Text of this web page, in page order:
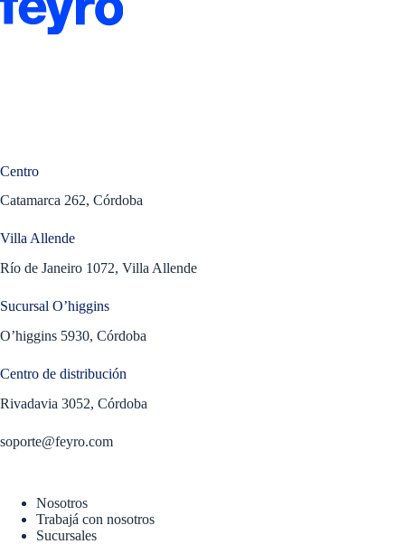
Centro
Catamarca 262, Córdoba
Villa Allende
Río de Janeiro 1072, Villa Allende
Sucursal O’higgins
O’higgins 5930, Córdoba
Centro de distribución
Rivadavia 3052, Córdoba
soporte@feyro.com
Nosotros
Trabajá con nosotros
Sucursales